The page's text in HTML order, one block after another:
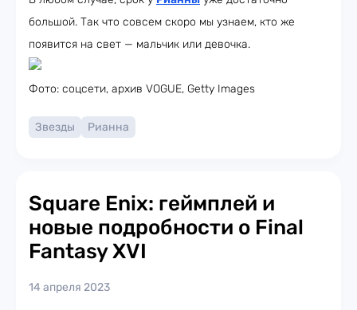
большой. Так что совсем скоро мы узнаем, кто же
появится на свет — мальчик или девочка.
Фото: соцсети, архив VOGUE, Getty Images
Звезды Рианна
Square Enix: геймплей и
новые подробности о Final
Fantasy XVI
14 апреля 2023